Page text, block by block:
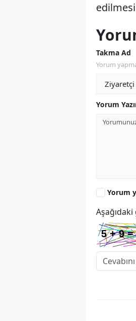
Takma Ad
Yorum
Yorum
Yorum